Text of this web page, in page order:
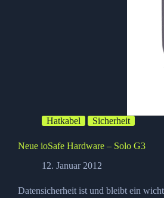
Hatkabel Sicherheit
Neue ioSafe Hardware – Solo G3
12. Januar 2012
Datensicherheit ist und bleibt ein